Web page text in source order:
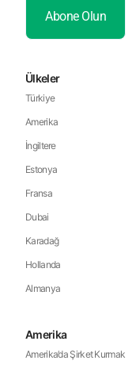
Ülkeler
Türkiye
Amerika
İngiltere
Estonya
Fransa
Dubai
Karadağ
Hollanda
Almanya
Amerika
Amerika’da Şirket Kurmak